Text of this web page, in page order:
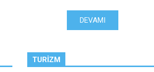
DEVAMI
TURIZM